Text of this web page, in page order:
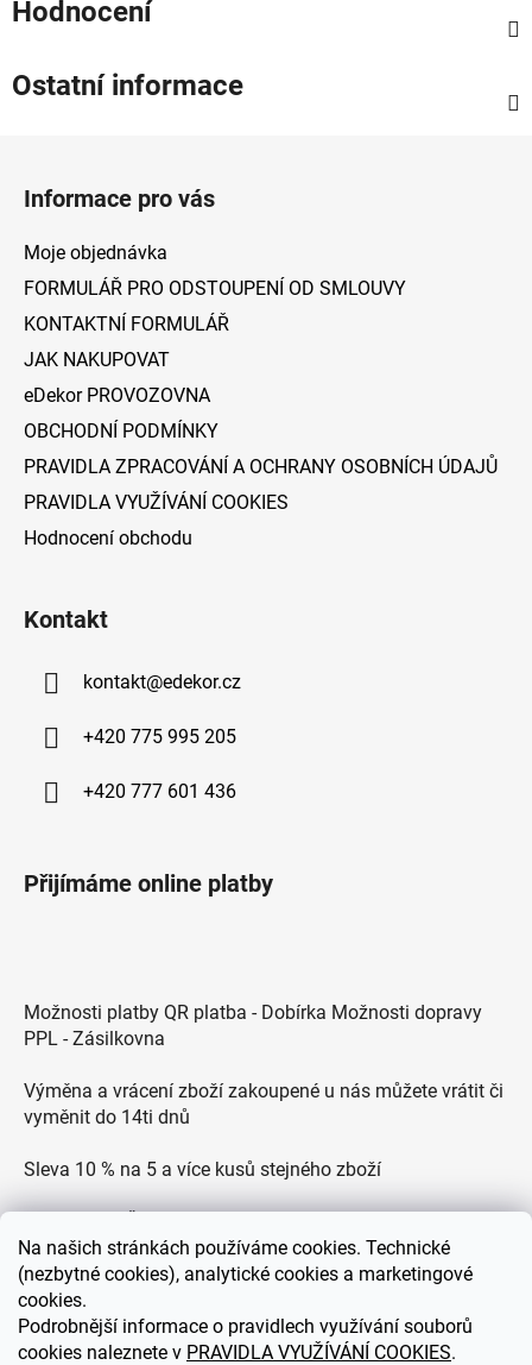
Na našich stránkách používáme cookies. Technické
(nezbytné cookies), analytické cookies a marketingové
cookies.
Podrobnější informace o pravidlech využívání souborů
cookies naleznete v PRAVIDLA VYUŽÍVÁNÍ COOKIES.
Hodnocení
Ostatní informace
Informace pro vás
Moje objednávka
FORMULÁŘ PRO ODSTOUPENÍ OD SMLOUVY
KONTAKTNÍ FORMULÁŘ
JAK NAKUPOVAT
eDekor PROVOZOVNA
OBCHODNÍ PODMÍNKY
PRAVIDLA ZPRACOVÁNÍ A OCHRANY OSOBNÍCH ÚDAJŮ
PRAVIDLA VYUŽÍVÁNÍ COOKIES
Hodnocení obchodu
Kontakt
kontakt@edekor.cz
+420 775 995 205
+420 777 601 436
Přijímáme online platby
Možnosti platby QR platba - Dobírka Možnosti dopravy
PPL - Zásilkovna
Výměna a vrácení zboží zakoupené u nás můžete vrátit či
vyměnit do 14ti dnů
Sleva 10 % na 5 a více kusů stejného zboží
Zákaznická podpora každý všední den od 9.00 do 18.00
hodin